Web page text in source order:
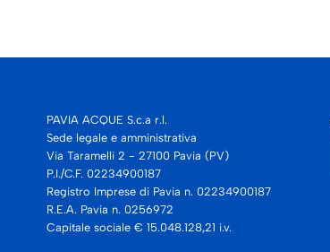
PAVIA ACQUE S.c.a r.l.
Sede legale e amministrativa
Via Taramelli 2 - 27100 Pavia (PV)
P.I./C.F. 02234900187
Registro Imprese di Pavia n. 02234900187
R.E.A. Pavia n. 0256972
Capitale sociale € 15.048.128,21 i.v.